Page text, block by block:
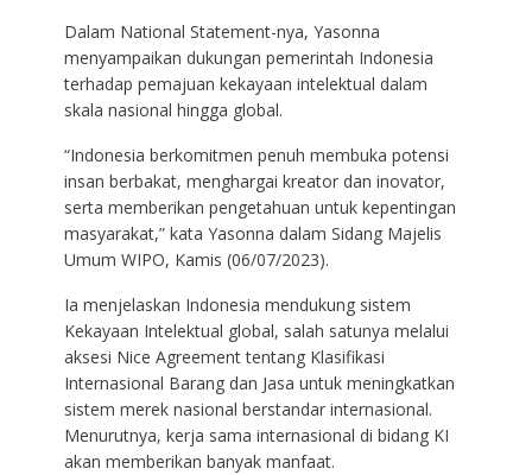
Dalam National Statement-nya, Yasonna
menyampaikan dukungan pemerintah Indonesia
terhadap pemajuan kekayaan intelektual dalam
skala nasional hingga global.
“Indonesia berkomitmen penuh membuka potensi
insan berbakat, menghargai kreator dan inovator,
serta memberikan pengetahuan untuk kepentingan
masyarakat,” kata Yasonna dalam Sidang Majelis
Umum WIPO, Kamis (06/07/2023).
Ia menjelaskan Indonesia mendukung sistem
Kekayaan Intelektual global, salah satunya melalui
aksesi Nice Agreement tentang Klasifikasi
Internasional Barang dan Jasa untuk meningkatkan
sistem merek nasional berstandar internasional.
Menurutnya, kerja sama internasional di bidang KI
akan memberikan banyak manfaat.